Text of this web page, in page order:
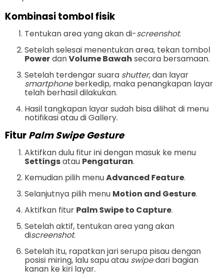
Kombinasi tombol fisik
Tentukan area yang akan di-screenshot.
Setelah selesai menentukan area, tekan tombol
PowerdanVolume Bawah secara bersamaan.
Setelah terdengar suara shutter, dan layar
smartphoneberkedip, maka penangkapan layar
telah berhasil dilakukan.
Hasil tangkapan layar sudah bisa dilihat di menu
notifikasi atau di Gallery.
FiturPalm Swipe Gesture
Aktifkan dulu fitur ini dengan masuk ke menu
Settingsatau Pengaturan.
Kemudian pilih menuAdvanced Feature.
Selanjutnya pilih menu Motion and Gesture.
Aktifkan fitur Palm Swipe to Capture.
Setelah aktif, tentukan area yang akan
discreenshot.
Setelah itu, rapatkan jari serupa pisau dengan
posisi miring, lalu sapu atau swipedari bagian
kanan ke kiri layar.